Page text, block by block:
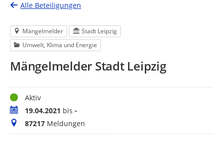
Alle Beteiligungen
Mängelmelder
Stadt Leipzig
Umwelt, Klima und Energie
Mängelmelder Stadt Leipzig
StatusAktiv
Zeitraum19.04.2021 bis -
Meldungen
87217 Meldungen